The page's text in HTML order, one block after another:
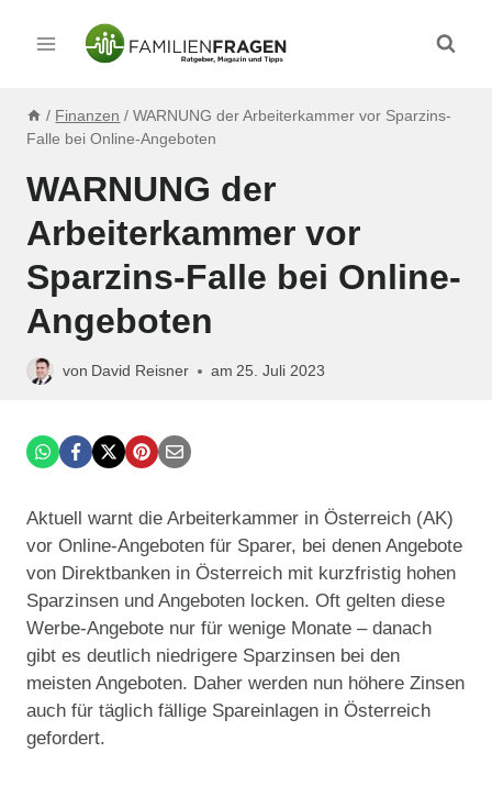
Inhalt
/ Finanzen / WARNUNG der Arbeiterkammer vor Sparzins-
Falle bei Online-Angeboten
WARNUNG der
Arbeiterkammer vor
Sparzins-Falle bei Online-
Angeboten
von David Reisner am 25. Juli 2023
Aktuell warnt die Arbeiterkammer in Österreich (AK)
vor Online-Angeboten für Sparer, bei denen Angebote
von Direktbanken in Österreich mit kurzfristig hohen
Sparzinsen und Angeboten locken. Oft gelten diese
Werbe-Angebote nur für wenige Monate – danach
gibt es deutlich niedrigere Sparzinsen bei den
meisten Angeboten. Daher werden nun höhere Zinsen
auch für täglich fällige Spareinlagen in Österreich
gefordert.